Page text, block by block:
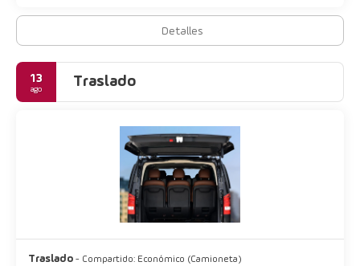
Tendrás una sala de ordenadores, tintorería y un servicio de
recepción las 24 horas a tu disposición. Pagando un pequeño
transporte al aeropuerto (ida y vuelta) de pago y aparcamiento
sin asistencia gratuito.
Detalles
13
ago Traslado
Traslado - Compartido: Económico (Camioneta)